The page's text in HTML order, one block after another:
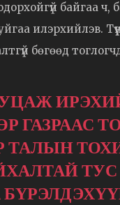
байгаа
илэрхийлэв.
бөгөөд
ГАЗРААС
ТАЛЫН